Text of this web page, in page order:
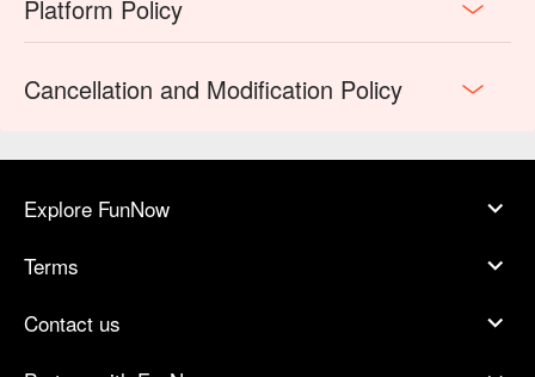
Platform Policy
Cancellation and Modification Policy
Explore FunNow
Terms
Contact us